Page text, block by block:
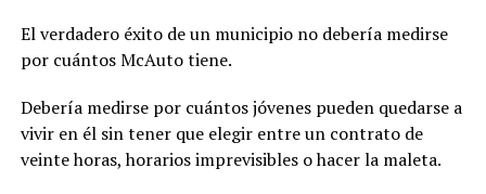
El verdadero éxito de un municipio no debería medirse
por cuántos McAuto tiene.
Debería medirse por cuántos jóvenes pueden quedarse a
vivir en él sin tener que elegir entre un contrato de
veinte horas, horarios imprevisibles o hacer la maleta.